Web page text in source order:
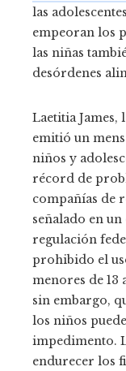
las
empeoran los
las niñas
desórdenes
Laetitia James,
emitió un
niños y
récord de
compañías de
señalado en
regulación
prohibido el
menores de 13
sin embargo,
los niños
impedimento.
endurecer los